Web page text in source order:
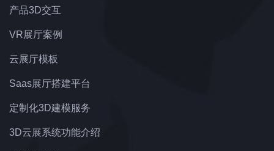
产品3D交互
VR展厅案例
云展厅模板
Saas展厅搭建平台
定制化3D建模服务
3D云展系统功能介绍